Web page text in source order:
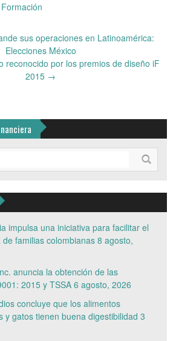
sus operaciones en Latinoamérica:
Elecciones México
reconocido por los premios de diseño iF
2015 →
impulsa una iniciativa para facilitar el
familias colombianas 8 agosto,
anuncia la obtención de las
2015 y TSSA6 agosto, 2026
concluye que los alimentos
y gatos tienen buena digestibilidad 3